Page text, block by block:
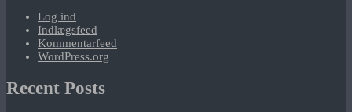
Log ind
Indlægsfeed
Kommentarfeed
WordPress.org
Recent Posts